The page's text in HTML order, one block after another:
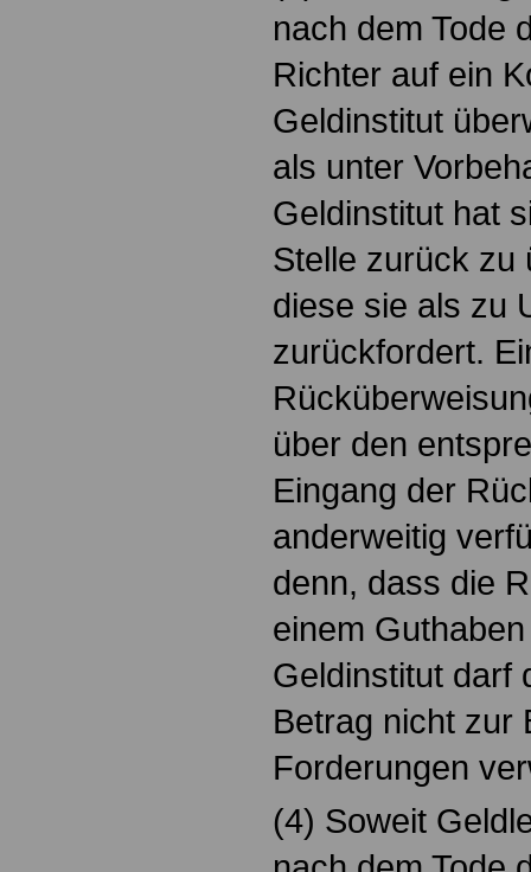
nach dem Tode
Richter auf ein
Geldinstitut
als unter
Geldinstitut hat
Stelle zurück zu
diese sie als zu
zurückfordert.
über den
Eingang der
anderweitig
denn, dass die
einem
Geldinstitut darf
Betrag nicht zur
Forderungen
(4) Soweit